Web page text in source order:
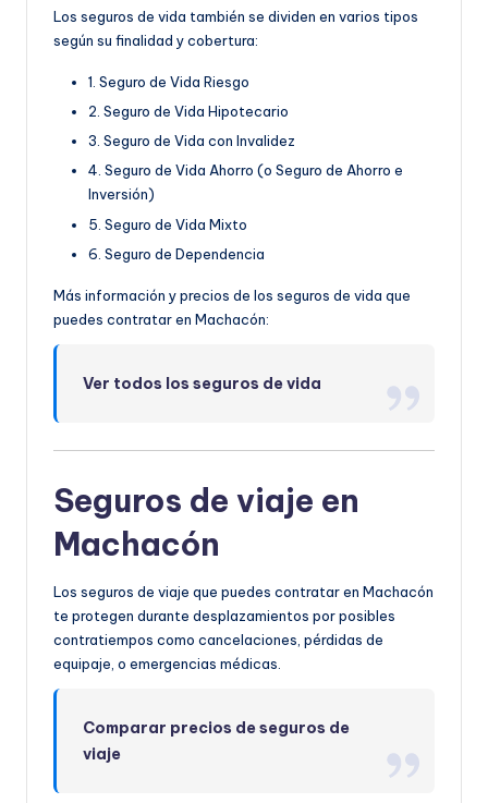
Los seguros de vida también se dividen en varios tipos
según su finalidad y cobertura:
1. Seguro de Vida Riesgo
2. Seguro de Vida Hipotecario
3. Seguro de Vida con Invalidez
4. Seguro de Vida Ahorro (o Seguro de Ahorro e
Inversión)
5. Seguro de Vida Mixto
6. Seguro de Dependencia
Más información y precios de los seguros de vida que
puedes contratar en Machacón:
Ver todos los seguros de vida
Seguros de viaje en
Machacón
Los seguros de viaje que puedes contratar en Machacón
te protegen durante desplazamientos por posibles
contratiempos como cancelaciones, pérdidas de
equipaje, o emergencias médicas.
Comparar precios de seguros de
viaje